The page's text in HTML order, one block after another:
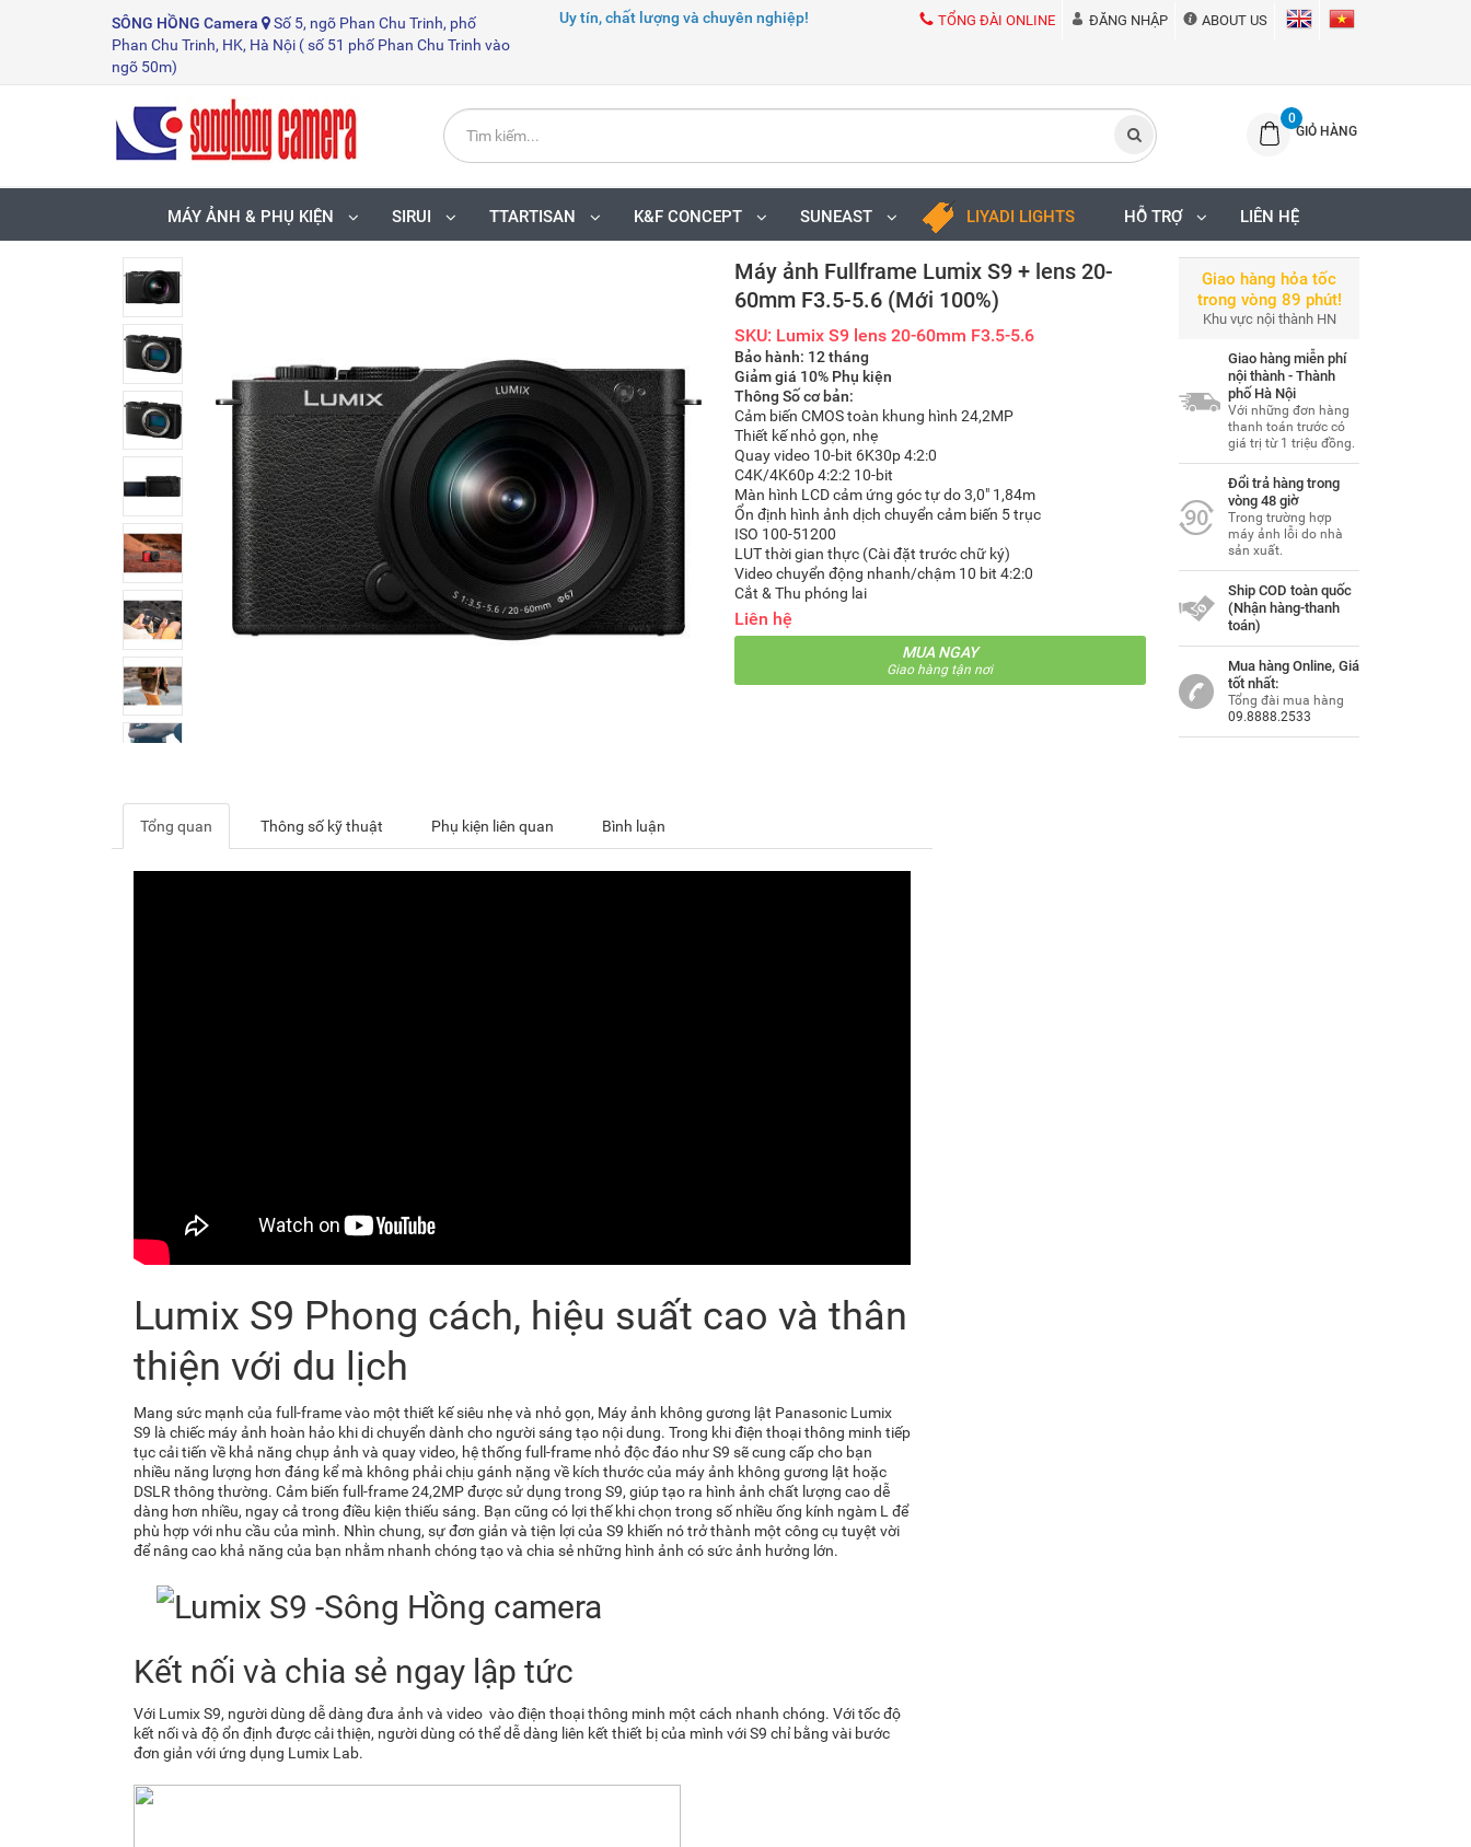
SÔNG HỒNG Camera
Số 5, ngõ Phan Chu Trinh, phố
Phan Chu Trinh, HK, Hà Nội ( số 51 phố Phan Chu Trinh vào
ngõ 50m)
Uy tín, chất lượng và chuyên nghiệp! TỔNG ĐÀI ONLINE ĐĂNG NHẬP ABOUT US
0
GIỎ HÀNG
MÁY ẢNH & PHỤ KIỆN SIRUI TTARTISAN K&F CONCEPT SUNEAST LIYADI LIGHTS HỖ TRỢ LIÊN HỆ
Máy ảnh Fullframe Lumix S9 + lens 20-
60mm F3.5-5.6 (Mới 100%)
SKU: Lumix S9 lens 20-60mm F3.5-5.6
Bảo hành: 12 tháng
Giảm giá 10% Phụ kiện
Thông Số cơ bản:
Cảm biến CMOS toàn khung hình 24,2MP
Thiết kế nhỏ gọn, nhẹ
Quay video 10-bit 6K30p 4:2:0
C4K/4K60p 4:2:2 10-bit
Màn hình LCD cảm ứng góc tự do 3,0″ 1,84m
Ổn định hình ảnh dịch chuyển cảm biến 5 trục
ISO 100-51200
LUT thời gian thực (Cài đặt trước chữ ký)
Video chuyển động nhanh/chậm 10 bit 4:2:0
Cắt & Thu phóng lai
Liên hệ
MUA NGAY
Giao hàng tận nơi
Giao hàng hỏa tốc
trong vòng 89 phút!
Khu vực nội thành HN
Giao hàng miễn phí
nội thành - Thành
phố Hà Nội
Với những đơn hàng
thanh toán trước có
giá trị từ 1 triệu đồng.
Đổi trả hàng trong
vòng 48 giờ
Trong trường hợp
máy ảnh lỗi do nhà
sản xuất.
Ship COD toàn quốc
(Nhận hàng-thanh
toán)
Mua hàng Online, Giá
tốt nhất:
Tổng đài mua hàng
09.8888.2533
Tổng quan Thông số kỹ thuật Phụ kiện liên quan Bình luận
Lumix S9 Phong cách, hiệu suất cao và thân
thiện với du lịch
Mang sức mạnh của full-frame vào một thiết kế siêu nhẹ và nhỏ gọn, Máy ảnh không gương lật Panasonic Lumix
S9 là chiếc máy ảnh hoàn hảo khi di chuyển dành cho người sáng tạo nội dung. Trong khi điện thoại thông minh tiếp
tục cải tiến về khả năng chụp ảnh và quay video, hệ thống full-frame nhỏ độc đáo như S9 sẽ cung cấp cho bạn
nhiều năng lượng hơn đáng kể mà không phải chịu gánh nặng về kích thước của máy ảnh không gương lật hoặc
DSLR thông thường. Cảm biến full-frame 24,2MP được sử dụng trong S9, giúp tạo ra hình ảnh chất lượng cao dễ
dàng hơn nhiều, ngay cả trong điều kiện thiếu sáng. Bạn cũng có lợi thế khi chọn trong số nhiều ống kính ngàm L để
phù hợp với nhu cầu của mình. Nhìn chung, sự đơn giản và tiện lợi của S9 khiến nó trở thành một công cụ tuyệt vời
để nâng cao khả năng của bạn nhằm nhanh chóng tạo và chia sẻ những hình ảnh có sức ảnh hưởng lớn.
Kết nối và chia sẻ ngay lập tức
Với Lumix S9, người dùng dễ dàng đưa ảnh và video vào điện thoại thông minh một cách nhanh chóng. Với tốc độ
kết nối và độ ổn định được cải thiện, người dùng có thể dễ dàng liên kết thiết bị của mình với S9 chỉ bằng vài bước
đơn giản với ứng dụng Lumix Lab.